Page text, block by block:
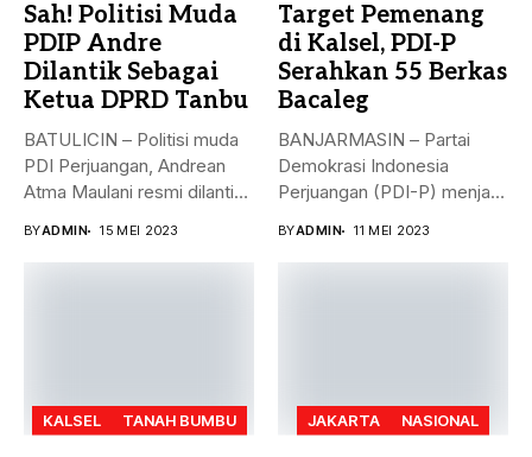
Sah! Politisi Muda
PDIP Andre
Dilantik Sebagai
Ketua DPRD Tanbu
BATULICIN – Politisi muda
PDI Perjuangan, Andrean
Atma Maulani resmi dilantik
BYADMIN 15 MEI 2023
Target Pemenang
di Kalsel, PDI-P
Serahkan 55 Berkas
Bacaleg
BANJARMASIN – Partai
Demokrasi Indonesia
Perjuangan (PDI-P) menjadi
BYADMIN 11 MEI 2023
KALSEL TANAH BUMBU JAKARTA NASIONAL